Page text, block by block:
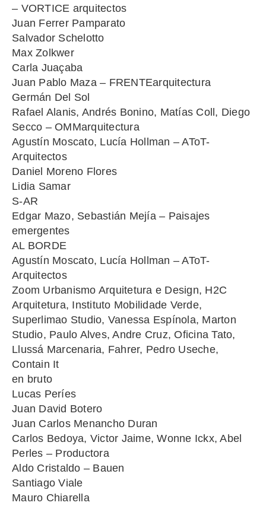
– VORTICE arquitectos
Juan Ferrer Pamparato
Salvador Schelotto
Max Zolkwer
Carla Juaçaba
Juan Pablo Maza – FRENTEarquitectura
Germán Del Sol
Rafael Alanis, Andrés Bonino, Matías Coll, Diego
Secco – OMMarquitectura
Agustín Moscato, Lucía Hollman – AToT-
Arquitectos
Daniel Moreno Flores
Lidia Samar
S-AR
Edgar Mazo, Sebastián Mejía – Paisajes
emergentes
AL BORDE
Agustín Moscato, Lucía Hollman – AToT-
Arquitectos
Zoom Urbanismo Arquitetura e Design, H2C
Arquitetura, Instituto Mobilidade Verde,
Superlimao Studio, Vanessa Espínola, Marton
Studio, Paulo Alves, Andre Cruz, Oficina Tato,
Llussá Marcenaria, Fahrer, Pedro Useche,
Contain It
en bruto
Lucas Períes
Juan David Botero
Juan Carlos Menancho Duran
Carlos Bedoya, Victor Jaime, Wonne Ickx, Abel
Perles – Productora
Aldo Cristaldo – Bauen
Santiago Viale
Mauro Chiarella